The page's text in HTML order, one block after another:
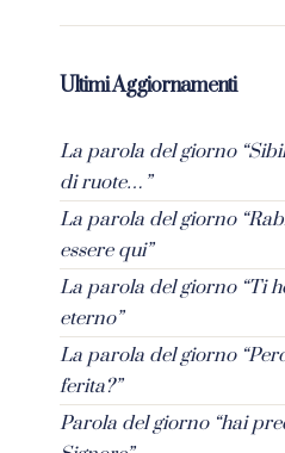
Ultimi Aggiornamenti
La parola del giorno
di ruote…”
La parola del giorno
essere qui”
La parola del giorno “Ti
eterno”
La parola del giorno
ferita?”
Parola del giorno “hai